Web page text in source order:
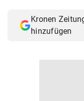
Kronen
hinzufügen